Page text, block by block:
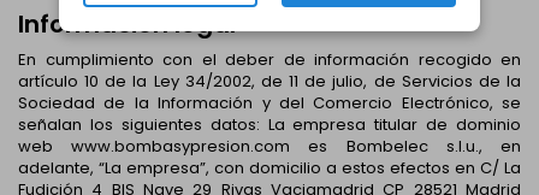
Información legal
En cumplimiento con el deber de información recogido en
artículo 10 de la Ley 34/2002, de 11 de julio, de Servicios de la
Sociedad de la Información y del Comercio Electrónico, se
señalan los siguientes datos: La empresa titular de dominio
web www.bombasypresion.com es Bombelec s.l.u., en
adelante, “La empresa”, con domicilio a estos efectos en C/ La
Fudición 4 BIS Nave 29 Rivas Vaciamadrid CP 28521 Madrid